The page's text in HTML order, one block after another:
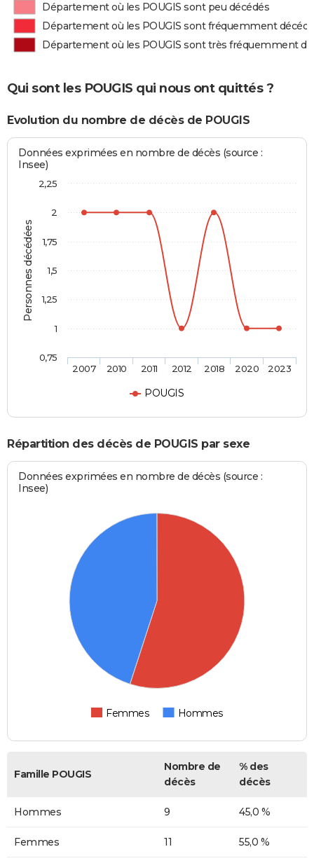
Département où les POUGIS sont peu décédés
Département où les POUGIS sont fréquemment
Département où les POUGIS sont très fréquemment
Qui sont les POUGIS qui nous ont quittés ?
Evolution du nombre de décès de POUGIS
Personnes décédées
Données exprimées en nombre de décès (source :
Insee)
POUGIS
2007 2010 2011 2012 2018 2020 2023
0,75
1
1,25
1,5
1,75
2
2,25
Répartition des décès de POUGIS par sexe
Données exprimées en nombre de décès (source :
Insee)
Femmes Hommes
Famille POUGIS
Nombre de
décès
% des
décès
Hommes 9 45,0 %
Femmes 11 55,0 %